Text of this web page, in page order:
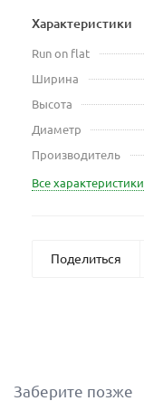
Характеристики
Run on flat
Ширина
Высота
Диаметр
Производитель
Все характеристики
Поделиться
Заберите позже